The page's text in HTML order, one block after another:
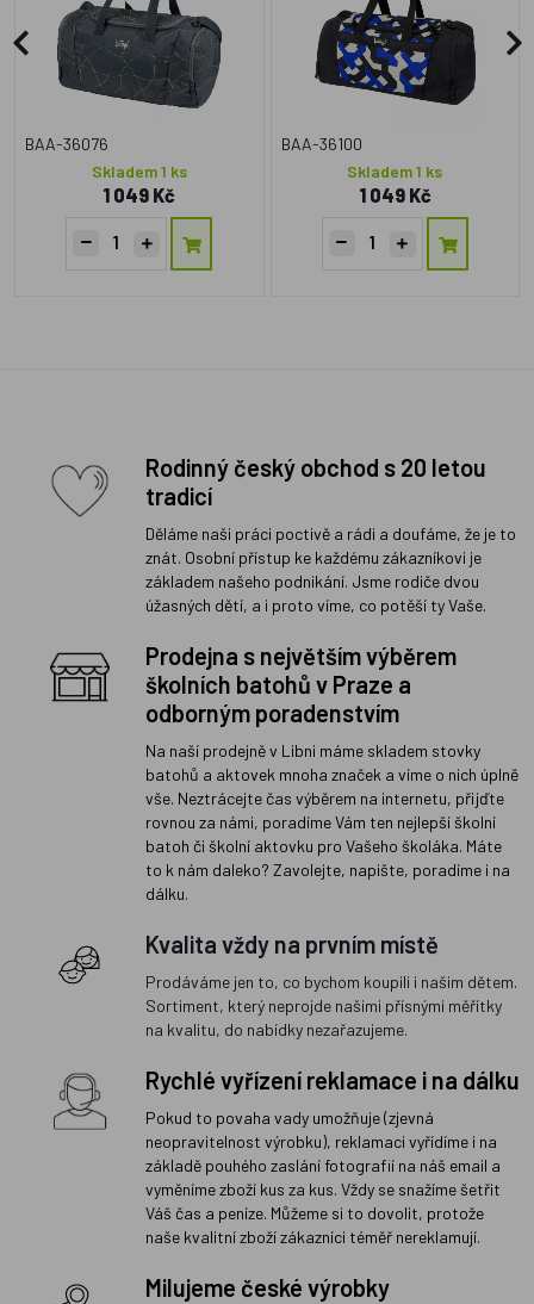
BAA-36076
Skladem 1 ks
1 049 Kč
BAA-36100
Skladem 1 ks
1 049 Kč
Rodinný český obchod s 20 letou
tradicí
Děláme naši práci poctivě a rádi a doufáme, že je to
znát. Osobní přístup ke každému zákazníkovi je
základem našeho podnikání. Jsme rodiče dvou
úžasných dětí, a i proto víme, co potěší ty Vaše.
Prodejna s největším výběrem
školních batohů v Praze a
odborným poradenstvím
Na naší prodejně v Libni máme skladem stovky
batohů a aktovek mnoha značek a víme o nich úplně
vše. Neztrácejte čas výběrem na internetu, přijďte
rovnou za námi, poradíme Vám ten nejlepší školní
batoh či školní aktovku pro Vašeho školáka. Máte
to k nám daleko? Zavolejte, napište, poradíme i na
dálku.
Kvalita vždy na prvním místě
Prodáváme jen to, co bychom koupili i našim dětem.
Sortiment, který neprojde našimi přísnými měřítky
na kvalitu, do nabídky nezařazujeme.
Rychlé vyřízení reklamace i na dálku
Pokud to povaha vady umožňuje (zjevná
neopravitelnost výrobku), reklamaci vyřídíme i na
základě pouhého zaslání fotografií na náš email a
vyměníme zboží kus za kus. Vždy se snažíme šetřit
Váš čas a peníze. Můžeme si to dovolit, protože
naše kvalitní zboží zákazníci téměř nereklamují.
Milujeme české výrobky